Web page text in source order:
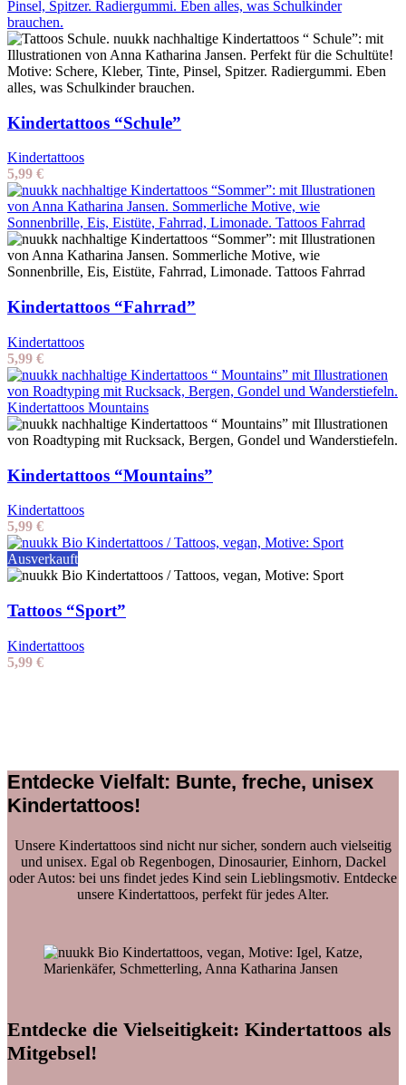
Kindertattoos “Schule”
Kindertattoos
5,99 €
Kindertattoos “Fahrrad”
Kindertattoos
5,99 €
Kindertattoos “Mountains”
Kindertattoos
5,99 €
Ausverkauft
Tattoos “Sport”
Kindertattoos
5,99 €
Entdecke Vielfalt: Bunte, freche, unisex
Kindertattoos!
Unsere Kindertattoos sind nicht nur sicher, sondern auch vielseitig
und unisex. Egal ob Regenbogen, Dinosaurier, Einhorn, Dackel
oder Autos: bei uns findet jedes Kind sein Lieblingsmotiv. Entdecke
unsere Kindertattoos, perfekt für jedes Alter.
Entdecke die Vielseitigkeit: Kindertattoos als
Mitgebsel!